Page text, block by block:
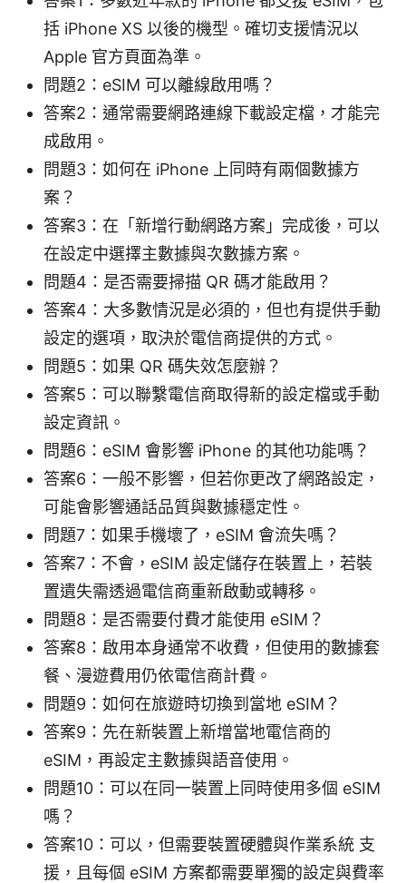
括 iPhone XS 以後的機型。確切支援情況以
Apple 官方頁面為準。
問題2：eSIM 可以離線啟用嗎？
答案2：通常需要網路連線下載設定檔，才能完
成啟用。
問題3：如何在 iPhone 上同時有兩個數據方
案？
答案3：在「新增行動網路方案」完成後，可以
在設定中選擇主數據與次數據方案。
問題4：是否需要掃描 QR 碼才能啟用？
答案4：大多數情況是必須的，但也有提供手動
設定的選項，取決於電信商提供的方式。
問題5：如果 QR 碼失效怎麼辦？
答案5：可以聯繫電信商取得新的設定檔或手動
設定資訊。
問題6：eSIM 會影響 iPhone 的其他功能嗎？
答案6：一般不影響，但若你更改了網路設定，
可能會影響通話品質與數據穩定性。
問題7：如果手機壞了，eSIM 會流失嗎？
答案7：不會，eSIM 設定儲存在裝置上，若裝
置遺失需透過電信商重新啟動或轉移。
問題8：是否需要付費才能使用 eSIM？
答案8：啟用本身通常不收費，但使用的數據套
餐、漫遊費用仍依電信商計費。
問題9：如何在旅遊時切換到當地 eSIM？
答案9：先在新裝置上新增當地電信商的
eSIM，再設定主數據與語音使用。
問題10：可以在同一裝置上同時使用多個 eSIM
嗎？
答案10：可以，但需要裝置硬體與作業系統 支
援，且每個 eSIM 方案都需要單獨的設定與費率